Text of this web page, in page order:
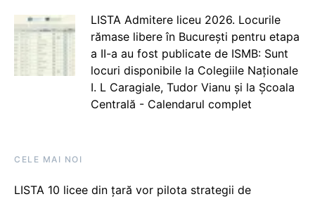
LISTA Admitere liceu 2026. Locurile
rămase libere în București pentru etapa
a II-a au fost publicate de ISMB: Sunt
locuri disponibile la Colegiile Naționale
I. L Caragiale, Tudor Vianu și la Școala
Centrală - Calendarul complet
CELE MAI NOI
LISTA 10 licee din țară vor pilota strategii de